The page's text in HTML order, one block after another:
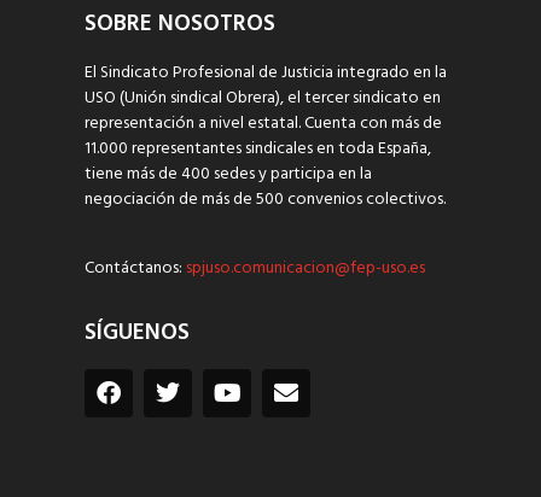
SOBRE NOSOTROS
El Sindicato Profesional de Justicia integrado en la
USO (Unión sindical Obrera), el tercer sindicato en
representación a nivel estatal. Cuenta con más de
11.000 representantes sindicales en toda España,
tiene más de 400 sedes y participa en la
negociación de más de 500 convenios colectivos.
Contáctanos: spjuso.comunicacion@fep-uso.es
SÍGUENOS